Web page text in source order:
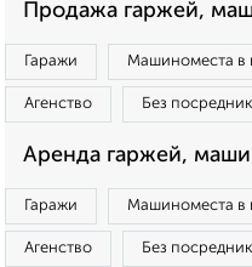
Продажа гаржей,
Гаражи Машиноместа в
Агенство Без
Аренда гаржей,
Гаражи Машиноместа в
Агенство Без